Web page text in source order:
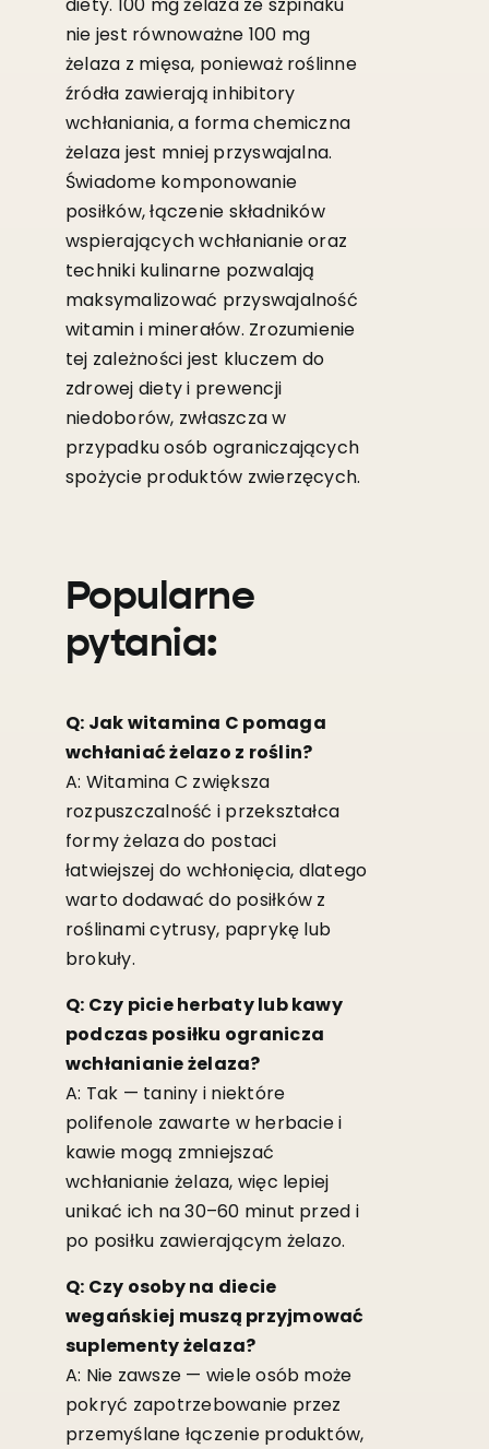
nie jest równoważne 100 mg
żelaza z mięsa, ponieważ roślinne
źródła zawierają inhibitory
wchłaniania, a forma chemiczna
żelaza jest mniej przyswajalna.
Świadome komponowanie
posiłków, łączenie składników
wspierających wchłanianie oraz
techniki kulinarne pozwalają
maksymalizować przyswajalność
witamin i minerałów. Zrozumienie
tej zależności jest kluczem do
zdrowej diety i prewencji
niedoborów, zwłaszcza w
przypadku osób ograniczających
spożycie produktów zwierzęcych.
Popularne
pytania:
Q: Jak witamina C pomaga
wchłaniać żelazo z roślin?
A: Witamina C zwiększa
rozpuszczalność i przekształca
formy żelaza do postaci
łatwiejszej do wchłonięcia, dlatego
warto dodawać do posiłków z
roślinami cytrusy, paprykę lub
brokuły.
Q: Czy picie herbaty lub kawy
podczas posiłku ogranicza
wchłanianie żelaza?
A: Tak — taniny i niektóre
polifenole zawarte w herbacie i
kawie mogą zmniejszać
wchłanianie żelaza, więc lepiej
unikać ich na 30–60 minut przed i
po posiłku zawierającym żelazo.
Q: Czy osoby na diecie
wegańskiej muszą przyjmować
suplementy żelaza?
A: Nie zawsze — wiele osób może
pokryć zapotrzebowanie przez
przemyślane łączenie produktów,